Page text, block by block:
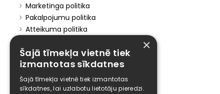
Marketinga politika
Pakalpojumu politika
Atteikuma politika
Elīzings
Affiliate
Karjera
×
Šajā tīmekļa vietnē tiek
izmantotas sīkdatnes
Šajā tīmekļa vietnē tiek izmantotas
sīkdatnes, lai uzlabotu lietotāju pieredzi.